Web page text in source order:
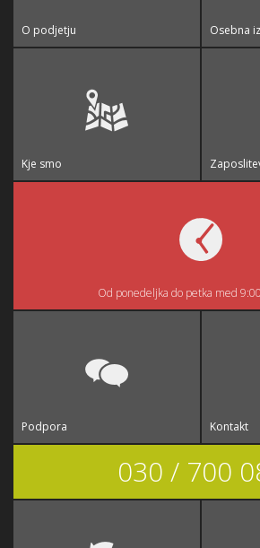
O podjetju Osebna
Kje smo
Od ponedeljka do petka med
Podpora Kontakt
030 / 700